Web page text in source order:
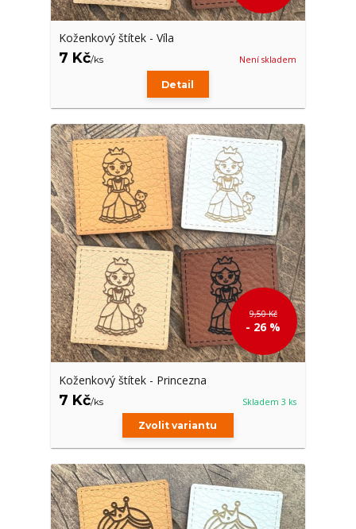
Koženkový štítek - Víla
7 Kč/ks Není skladem
Detail
9,50 Kč
- 26 %
Koženkový štítek - Princezna
7 Kč/ks Skladem 3 ks
Zvolit variantu